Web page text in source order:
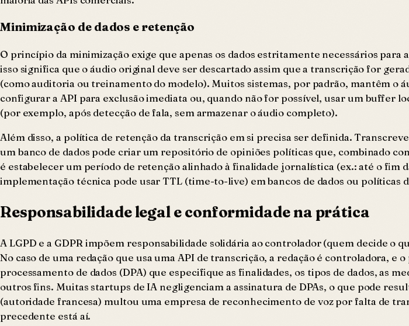
Minimização de dados e retenção
O princípio da minimização exige que apenas os dados estritamente necessários
isso significa que o áudio original deve ser descartado assim que a transcrição for
(como auditoria ou treinamento do modelo). Muitos sistemas, por padrão, mantêm o
configurar a API para exclusão imediata ou, quando não for possível, usar um buffer
(por exemplo, após detecção de fala, sem armazenar o áudio completo).
Além disso, a política de retenção da transcrição em si precisa ser definida.
um banco de dados pode criar um repositório de opiniões políticas que, combinado
é estabelecer um período de retenção alinhado à finalidade jornalística (ex.: até o
implementação técnica pode usar TTL (time-to-live) em bancos de dados ou políticas
Responsabilidade legal e conformidade na prática
A LGPD e a GDPR impõem responsabilidade solidária ao controlador (quem decide o
No caso de uma redação que usa uma API de transcrição, a redação é controladora, e
processamento de dados (DPA) que especifique as finalidades, os tipos de dados, as
outros fins. Muitas startups de IA negligenciam a assinatura de DPAs, o que pode
(autoridade francesa) multou uma empresa de reconhecimento de voz por falta de
precedente está aí.